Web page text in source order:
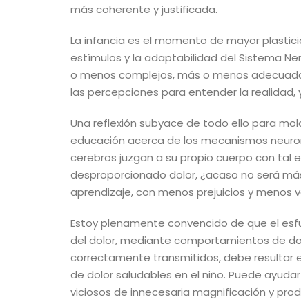
más coherente y justificada.
La infancia es el momento de mayor
estímulos y la adaptabilidad del Sistema
o menos complejos, más o menos
las percepciones para entender la realidad,
Una reflexión subyace de todo ello para
educación acerca de los mecanismos
cerebros juzgan a su propio cuerpo con
desproporcionado dolor, ¿acaso no será
aprendizaje, con menos prejuicios y
Estoy plenamente convencido de que el
del dolor, mediante comportamientos de
correctamente transmitidos, debe resultar
de dolor saludables en el niño. Puede
viciosos de innecesaria magnificación y